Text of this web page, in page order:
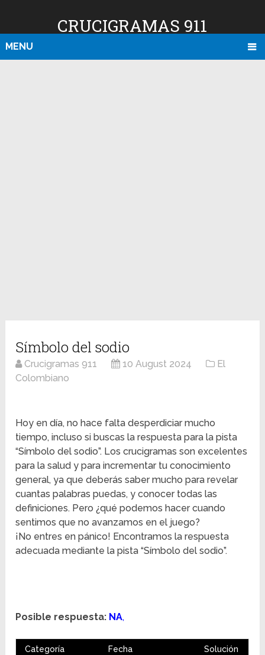
CRUCIGRAMAS 911
MENU
Símbolo del sodio
Crucigramas 911 10 August 2024
El
Colombiano
Hoy en día, no hace falta desperdiciar mucho
tiempo, incluso si buscas la respuesta para la pista
“Símbolo del sodio”. Los crucigramas son excelentes
para la salud y para incrementar tu conocimiento
general, ya que deberás saber mucho para revelar
cuantas palabras puedas, y conocer todas las
definiciones. Pero ¿qué podemos hacer cuando
sentimos que no avanzamos en el juego?
¡No entres en pánico! Encontramos la respuesta
adecuada mediante la pista “Símbolo del sodio”.
Posible respuesta: NA,
Categoría Fecha Solución